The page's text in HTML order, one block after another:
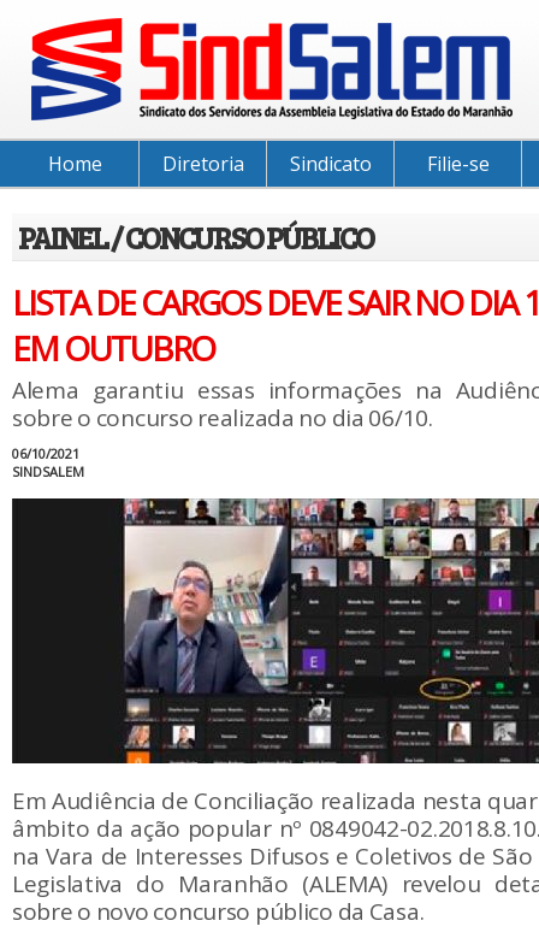
Home Diretoria Sindicato Filie-se
PAINEL / CONCURSO PÚBLICO
LISTA DE CARGOS DEVE SAIR NO DIA
EM OUTUBRO
Alema garantiu essas informações na
sobre o concurso realizada no dia 06/10.
06/10/2021
SINDSALEM
Em Audiência de Conciliação realizada nesta
âmbito da ação popular nº 0849042-
na Vara de Interesses Difusos e Coletivos de
Legislativa do Maranhão (ALEMA) revelou
sobre o novo concurso público da Casa.